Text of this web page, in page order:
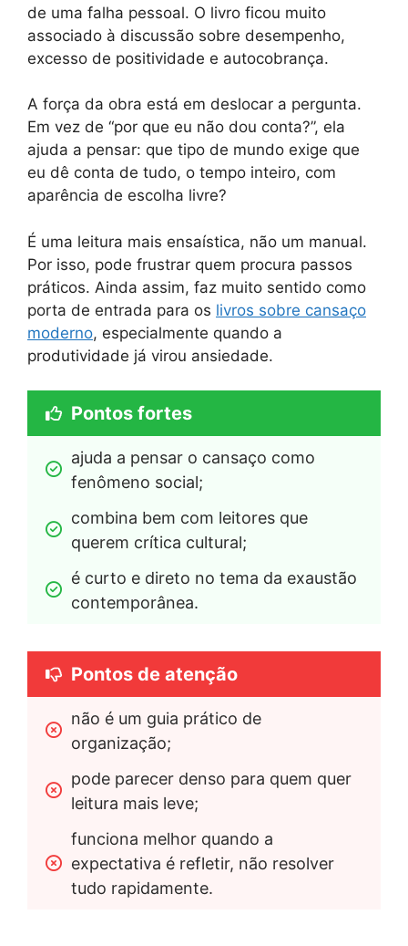
de uma falha pessoal. O livro ficou muito
associado à discussão sobre desempenho,
excesso de positividade e autocobrança.
A força da obra está em deslocar a pergunta.
Em vez de “por que eu não dou conta?”, ela
ajuda a pensar: que tipo de mundo exige que
eu dê conta de tudo, o tempo inteiro, com
aparência de escolha livre?
É uma leitura mais ensaística, não um manual.
Por isso, pode frustrar quem procura passos
práticos. Ainda assim, faz muito sentido como
porta de entrada para os livros sobre cansaço
moderno, especialmente quando a
produtividade já virou ansiedade.
Pontos fortes
ajuda a pensar o cansaço como
fenômeno social;
combina bem com leitores que
querem crítica cultural;
é curto e direto no tema da exaustão
contemporânea.
Pontos de atenção
não é um guia prático de
organização;
pode parecer denso para quem quer
leitura mais leve;
funciona melhor quando a
expectativa é refletir, não resolver
tudo rapidamente.